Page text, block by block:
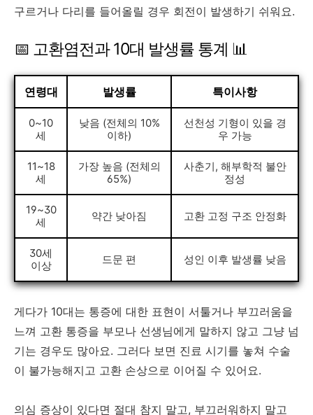
구르거나 다리를 들어올릴 경우 회전이 발생하기 쉬워요.
📅 고환염전과 10대 발생률 통계 📊
연령대 발생률 특이사항
0~10
세
낮음 (전체의 10%
이하)
선천성 기형이 있을 경
우 가능
11~18
세
가장 높음 (전체의
65%)
사춘기, 해부학적 불안
정성
19~30
세
약간 낮아짐 고환 고정 구조 안정화
30세
이상
드문 편 성인 이후 발생률 낮음
게다가 10대는 통증에 대한 표현이 서툴거나 부끄러움을
느껴 고환 통증을 부모나 선생님에게 말하지 않고 그냥 넘
기는 경우도 많아요. 그러다 보면 진료 시기를 놓쳐 수술
이 불가능해지고 고환 손상으로 이어질 수 있어요.
의심 증상이 있다면 절대 참지 말고, 부끄러워하지 말고